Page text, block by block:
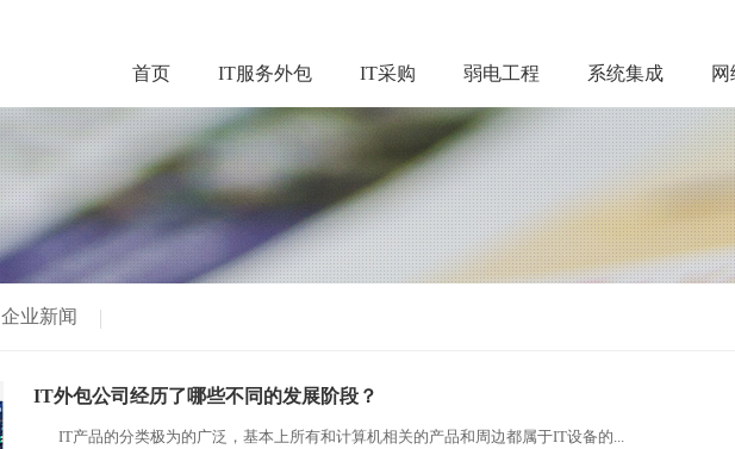
首页 IT服务外包 IT采购 弱电工程 系统集成
企业新闻
IT外包公司经历了哪些不同的发展阶段？
IT产品的分类极为的广泛，基本上所有和计算机相关的产品和周边都属于IT设备的...